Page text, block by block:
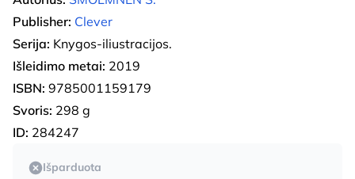
Publisher: Clever
Serija: Knygos-iliustracijos.
Išleidimo metai: 2019
ISBN: 9785001159179
Svoris: 298 g
ID: 284247
Išparduota